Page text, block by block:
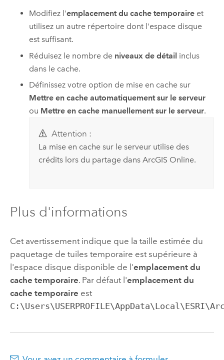
Modifiez l'emplacement du cache temporaire et
utilisez un autre répertoire dont l'espace disque
est suffisant.
Réduisez le nombre de niveaux de détail inclus
dans le cache.
Définissez votre option de mise en cache sur
Mettre en cache automatiquement sur le serveur
ou Mettre en cache manuellement sur le serveur.
Attention :
La mise en cache sur le serveur utilise des
crédits lors du partage dans ArcGIS Online.
Plus d'informations
Cet avertissement indique que la taille estimée du
paquetage de tuiles temporaire est supérieure à
l'espace disque disponible de l'emplacement du
cache temporaire. Par défaut l'emplacement du
cache temporaire est